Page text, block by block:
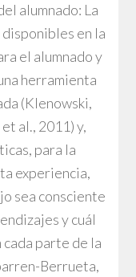
alumnado: La
en la
el alumnado y
herramienta
(Klenowski,
al., 2011) y,
para la
experiencia,
sea consciente
y cuál
parte de la
Berrueta,